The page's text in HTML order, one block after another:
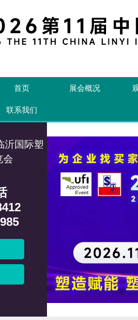
首页 展会概况
联系我们
沂国际塑
会